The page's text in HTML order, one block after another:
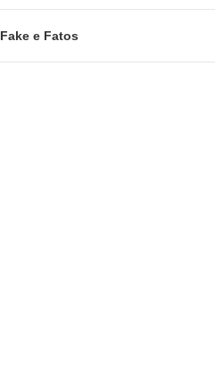
Fake e Fatos